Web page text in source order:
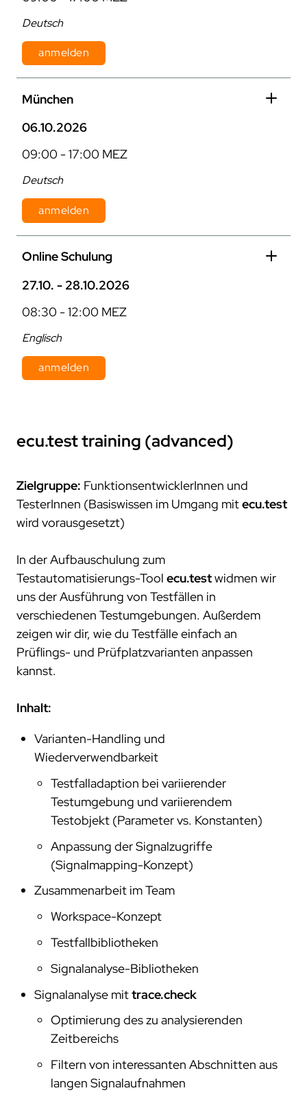
Deutsch
anmelden
Kosten: 870 € pro Person zzgl. MwSt.
München
06.10.2026
09:00 - 17:00 MEZ
Deutsch
anmelden
Kosten: 870 € pro Person zzgl. MwSt.
Online Schulung
27.10. - 28.10.2026
08:30 - 12:00 MEZ
Englisch
anmelden
ecu.testtraining (advanced)
Zielgruppe: FunktionsentwicklerInnen und
TesterInnen (Basiswissen im Umgang mitecu.test
wird vorausgesetzt)
In der Aufbauschulung zum
Testautomatisierungs-Tool ecu.testwidmen wir
uns der Ausführung von Testfällen in
verschiedenen Testumgebungen. Außerdem
zeigen wir dir, wie du Testfälle einfach an
Prüflings- und Prüfplatzvarianten anpassen
kannst.
Inhalt:
Varianten-Handling und
Wiederverwendbarkeit
Testfalladaption bei variierender
Testumgebung und variierendem
Testobjekt (Parameter vs. Konstanten)
Anpassung der Signalzugriffe
(Signalmapping-Konzept)
Zusammenarbeit im Team
Workspace-Konzept
Testfallbibliotheken
Signalanalyse-Bibliotheken
Signalanalyse mittrace.check
Optimierung des zu analysierenden
Zeitbereichs
Filtern von interessanten Abschnitten aus
langen Signalaufnahmen